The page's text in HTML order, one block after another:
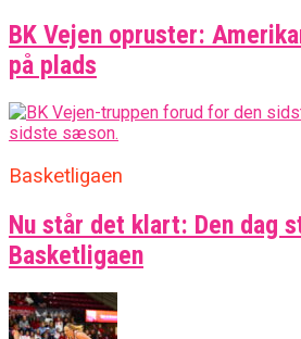
BK Vejen opruster:
på plads
Basketligaen
Nu står det klart: Den dag
Basketligaen